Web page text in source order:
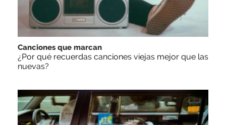
Canciones que marcan
¿Por qué recuerdas canciones viejas mejor que las
nuevas?